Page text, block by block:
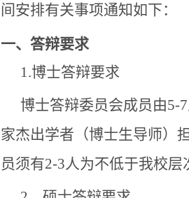
间安排有关事项通知如下：
一、答辩要求
1.博士答辩要求
博士答辩委员会成员由5-
家杰出学者（博士生导师）担
员须有2-3人为不低于我校层